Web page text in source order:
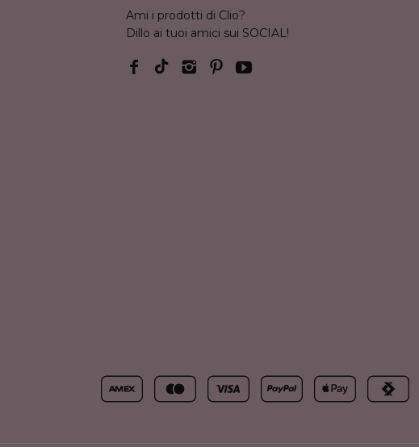
Ami i prodotti di Clio?
Dillo ai tuoi amici sui SOCIAL!